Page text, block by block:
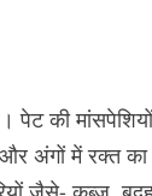
पेट की
में रक्त का